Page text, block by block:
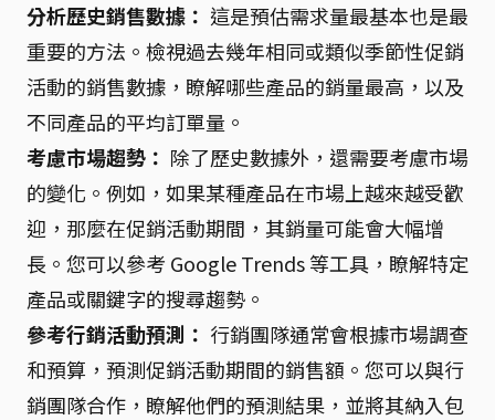
分析歷史銷售數據： 這是預估需求量最基本也是最
重要的方法。檢視過去幾年相同或類似季節性促銷
活動的銷售數據，瞭解哪些產品的銷量最高，以及
不同產品的平均訂單量。
考慮市場趨勢： 除了歷史數據外，還需要考慮市場
的變化。例如，如果某種產品在市場上越來越受歡
迎，那麼在促銷活動期間，其銷量可能會大幅增
長。您可以參考 Google Trends 等工具，瞭解特定
產品或關鍵字的搜尋趨勢。
參考行銷活動預測： 行銷團隊通常會根據市場調查
和預算，預測促銷活動期間的銷售額。您可以與行
銷團隊合作，瞭解他們的預測結果，並將其納入包